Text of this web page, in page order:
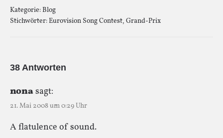
Kategorie:Blog
Stichwörter:Eurovision Song Contest, Grand-Prix
38 Antworten
nonasagt:
21. Mai 2008 um 0:29 Uhr
A flatulence of sound.